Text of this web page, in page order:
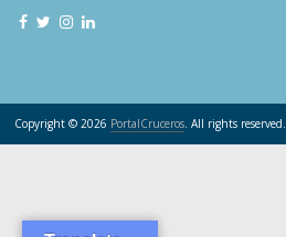
Copyright © 2026 PortalCruceros. All rights reserved.